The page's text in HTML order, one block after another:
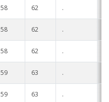
58 62 .
58 62 .
58 62 .
59 63 .
59 63 .